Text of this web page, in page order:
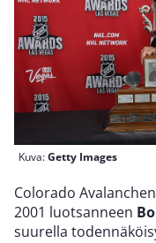
Kuva:Getty Images
Colorado
2001 luotsanneen
suurella